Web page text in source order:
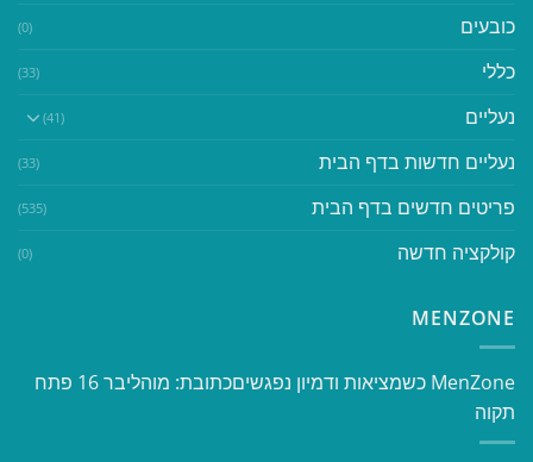
כובעים (0)
כללי (33)
נעליים (41)
נעליים חדשות בדף הבית (33)
פריטים חדשים בדף הבית (535)
קולקציה חדשה (0)
MENZONE
​​MenZone כשמציאות ודמיון נפגשים​ כתובת: מוהליבר 16 פתח
תקוה